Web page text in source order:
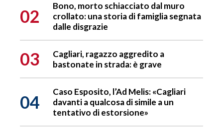
02
Bono, morto schiacciato dal muro
crollato: una storia di famiglia segnata
dalle disgrazie
03
Cagliari, ragazzo aggredito a
bastonate in strada: è grave
04
Caso Esposito, l’Ad Melis: «Cagliari
davanti a qualcosa di simile a un
tentativo di estorsione»